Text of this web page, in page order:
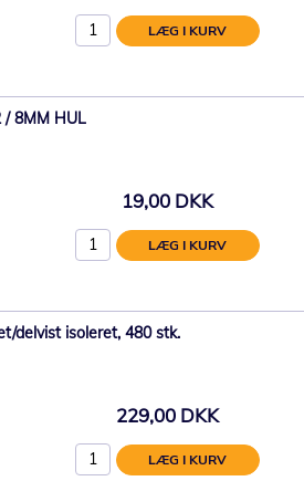
LÆG I KURV
/ 8MM HUL
19,00 DKK
LÆG I KURV
delvist isoleret, 480 stk.
229,00 DKK
LÆG I KURV